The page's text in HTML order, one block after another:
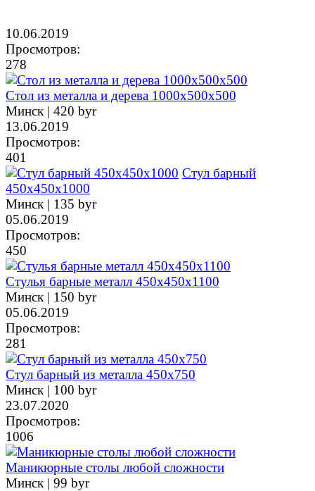
10.06.2019
Просмотров:
278
Стол из металла и дерева 1000х500х500
Минск | 420 byr
13.06.2019
Просмотров:
401
Стул барный
450х450х1000
Минск | 135 byr
05.06.2019
Просмотров:
450
Стулья барные металл 450х450х1100
Минск | 150 byr
05.06.2019
Просмотров:
281
Стул барный из металла 450х750
Минск | 100 byr
23.07.2020
Просмотров:
1006
Маникюрные столы любой сложности
Минск | 99 byr